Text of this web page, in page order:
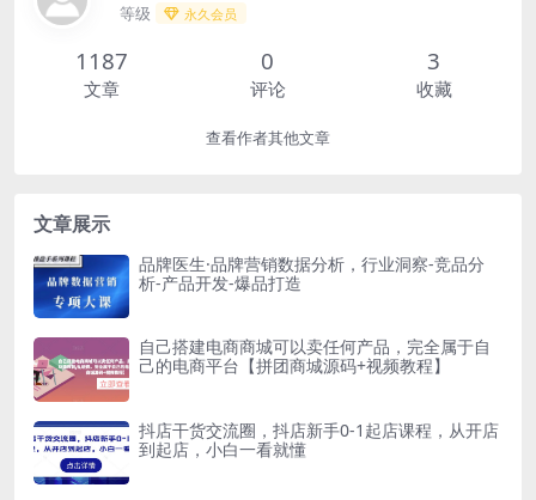
等级 永久会员
1187
文章
0
评论
3
收藏
查看作者其他文章
文章展示
品牌医生·品牌营销数据分析，行业洞察-竞品分
析-产品开发-爆品打造
自己搭建电商商城可以卖任何产品，完全属于自
己的电商平台【拼团商城源码+视频教程】
抖店干货交流圈，抖店新手0-1起店课程，从开店
到起店，小白一看就懂